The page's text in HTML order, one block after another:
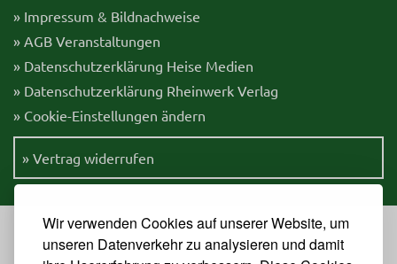
Wir verwenden Cookies auf unserer Website, um
unseren Datenverkehr zu analysieren und damit
» Impressum & Bildnachweise
» AGB Veranstaltungen
» Datenschutzerklärung Heise Medien
» Datenschutzerklärung Rheinwerk Verlag
» Cookie-Einstellungen ändern
» Vertrag widerrufen